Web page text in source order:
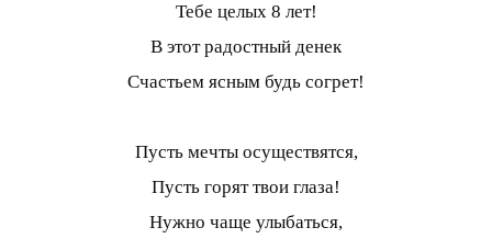
Тебе целых 8 лет!
В этот радостный денек
Счастьем ясным будь согрет!
Пусть мечты осуществятся,
Пусть горят твои глаза!
Нужно чаще улыбаться,